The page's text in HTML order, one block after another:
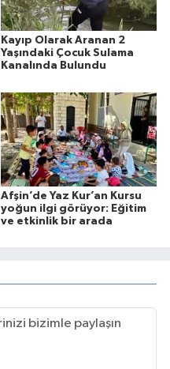
Kayıp Olarak Aranan 2
Yaşındaki Çocuk Sulama
Kanalında Bulundu
Afşin’de Yaz Kur’an Kursu
yoğun ilgi görüyor: Eğitim
ve etkinlik bir arada